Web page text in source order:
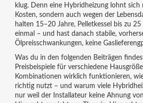
klug. Denn eine Hybridheizung lohnt
Kosten, sondern auch wegen der
halten 15–20 Jahre, Pelletkessel bis zu
einmal – und hast danach stabile,
Ölpreisschwankungen, keine
Was du in den folgenden Beiträgen
Preisbeispiele für verschiedene
Kombinationen wirklich funktionieren,
richtig nutzt – und warum viele
nur weil der Installateur keine Ahnung